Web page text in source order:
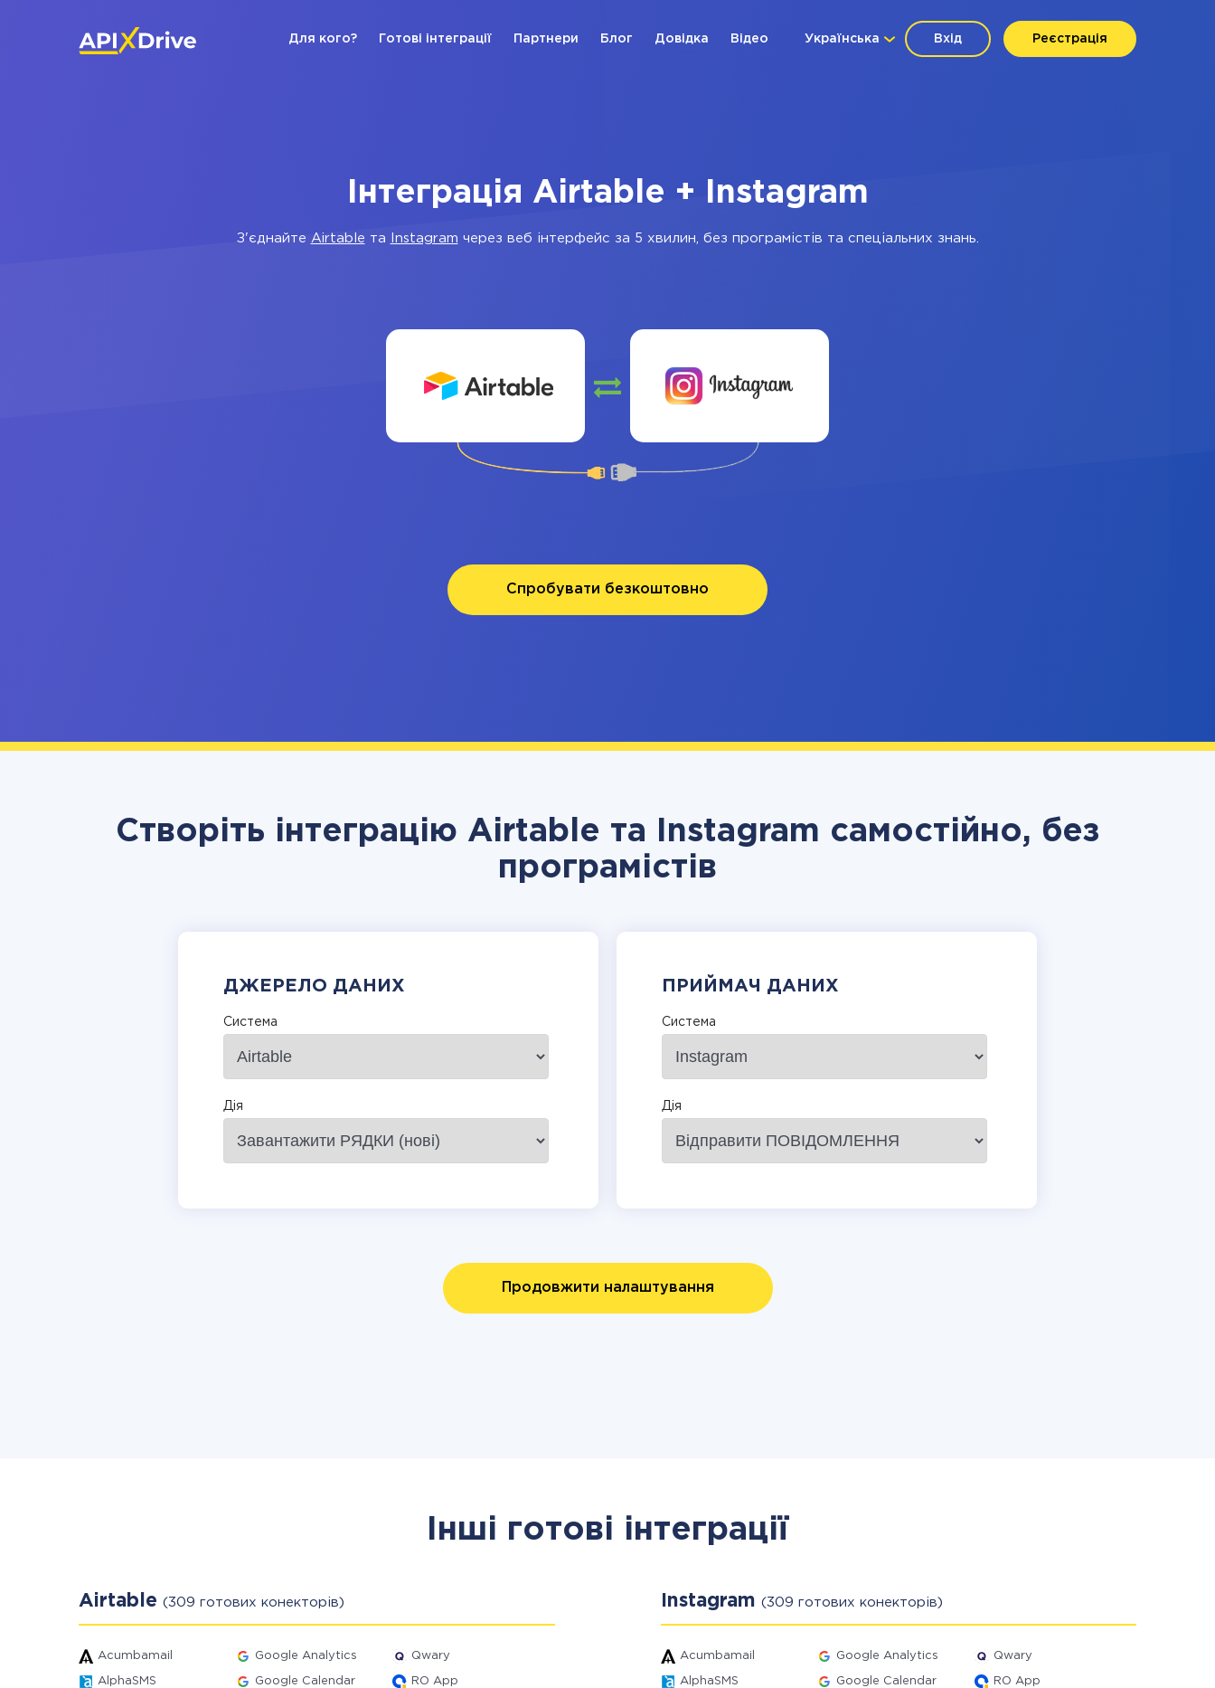
Вхід Реєстрація
Українська
Для кого? Готові інтеграції Партнери Блог Довідка Відео
Інтеграція Airtable + Instagram
З'єднайте Airtable та Instagram через веб інтерфейс за 5 хвилин, без програмістів та спеціальних знань.
Спробувати безкоштовно
Створіть інтеграцію Airtable та Instagram самостійно, без
програмістів
ДЖЕРЕЛО ДАНИХ
Система
Дія
ПРИЙМАЧ ДАНИХ
Система
Дія
Продовжити налаштування
Інші готові інтеграції
Airtable (309 готових конекторів)
Acumbamail Google Analytics Qwary
AlphaSMS Google Calendar RO App
Instagram (309 готових конекторів)
Acumbamail Google Analytics Qwary
AlphaSMS Google Calendar RO App